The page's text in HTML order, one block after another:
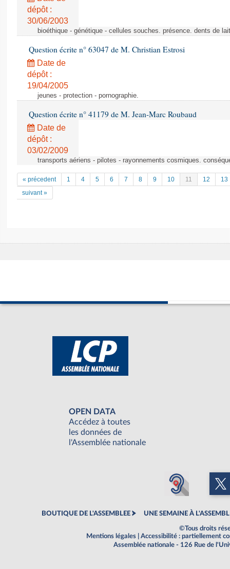
dépôt :
30/06/2003
bioéthique - génétique - cellules souches. présence. dents de
Question écrite n° 63047 de M. Christian Estrosi
Date de
dépôt :
19/04/2005
jeunes - protection - pornographie.
Question écrite n° 41179 de M. Jean-Marc Roubaud
Date de
dépôt :
03/02/2009
transports aériens - pilotes - rayonnements cosmiques.
« précedent 1 4 5 6 7 8 9 10 11 12
13
suivant »
OPEN DATA
Accédez à toutes
les données de
l'Assemblée nationale
BOUTIQUE DE L'ASSEMBLEE UNE SEMAINE À
©Tous droits
Mentions légales
Accessibilité : partiellement
Assemblée nationale - 126 Rue de